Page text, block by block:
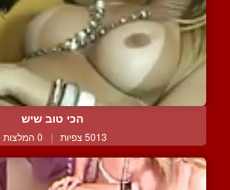
הכי טוב שיש
5013 צפיות | 0 המלצות